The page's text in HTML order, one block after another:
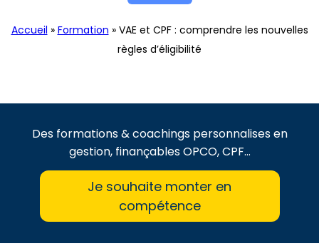
Accueil » Formation » VAE et CPF : comprendre les nouvelles
règles d’éligibilité
Des formations & coachings personnalises en
gestion, finançables OPCO, CPF...
Je souhaite monter en
compétence